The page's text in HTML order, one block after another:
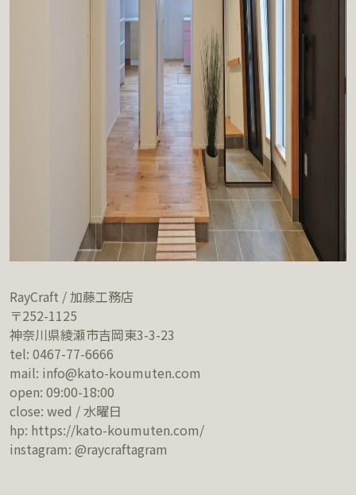
RayCraft / 加藤工務店
〒252-1125
神奈川県綾瀬市吉岡東3-3-23
tel: 0467-77-6666
mail: info@kato-koumuten.com
open: 09:00-18:00
close: wed / 水曜日
hp: https://kato-koumuten.com/
instagram: @raycraftagram